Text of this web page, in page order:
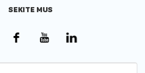
SEKITE MUS